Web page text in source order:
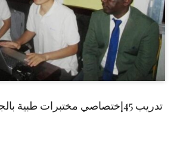
تدريب 45إختصاصي مختبرات طبية